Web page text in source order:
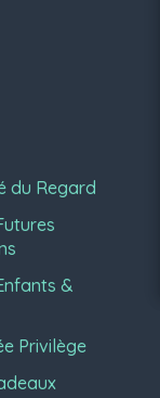
du Regard
&
Privilège